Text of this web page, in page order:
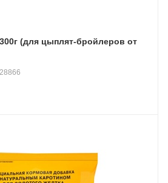
(для цыплят-бройлеров от